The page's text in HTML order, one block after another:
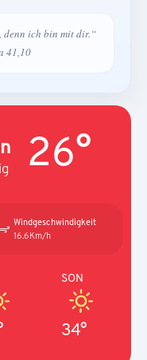
denn ich bin mit dir.“
41,10
26°
Windgeschwindigkeit
16.6Km/h
SON
34°